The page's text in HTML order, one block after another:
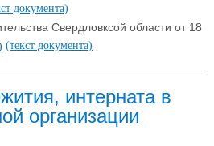
документа)
Свердловксой области от 18
(текст документа)
интерната в
организации